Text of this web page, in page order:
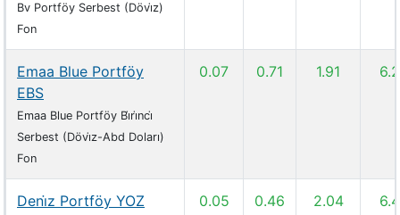
Bv Portföy Serbest (Dövi̇z)
Fon
Emaa Blue Portföy
EBS
Emaa Blue Portföy Bi̇ri̇nci̇
Serbest (Dövi̇z-Abd Doları)
Fon
0.07 0.71 1.91
Deni̇z Portföy YOZ 0.05 0.46 2.04